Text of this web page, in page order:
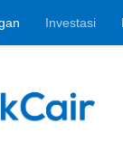
Investasi